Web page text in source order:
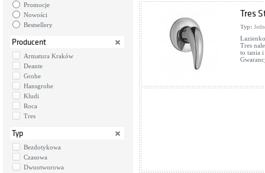
Promocje
Nowości
Bestsellery
Producent
Armatura Kraków
Deante
Grohe
Hansgrohe
Kludi
Roca
Tres
Typ
Bezdotykowa
Czasowa
Dwuotworowa
Tres
Typ:
Tres
to tania